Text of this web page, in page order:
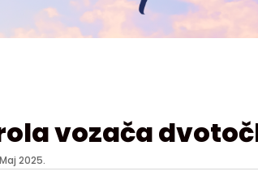
vozača
2025.